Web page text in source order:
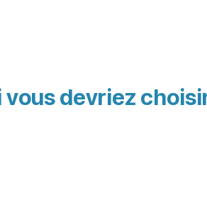
vous devriez